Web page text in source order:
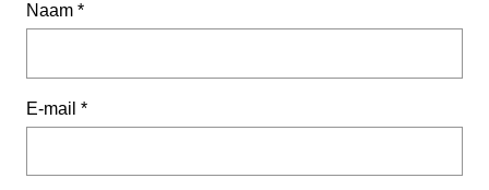
Naam *
E-mail *